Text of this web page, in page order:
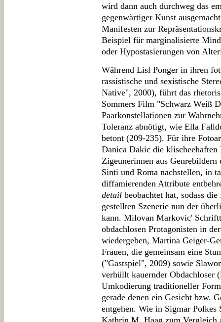
wird dann auch durchweg das
gegenwärtiger Kunst
Manifesten zur
Beispiel für marginalisierte
oder Hypostasierungen von
Während Lisl Ponger in ihren
rassistische und sexistische
Native", 2000), führt das
Sommers Film "Schwarz Weiß
Paarkonstellationen zur
Toleranz abnötigt, wie Ella
betont (209-235). Für ihre
Danica Dakic die
Zigeunerinnen aus Genrebildern
Sinti und Roma nachstellen, in
diffamierenden Attribute
detail beobachtet hat, sodass
gestellten Szenerie nun der
kann. Milovan Markovic'
obdachlosen Protagonisten in
wiedergeben, Martina Geiger-
Frauen, die gemeinsam eine
("Gastspiel", 2009) sowie
verhüllt kauernder Obdachloser
Umkodierung traditioneller
gerade denen ein Gesicht bzw.
entgehen. Wie in Sigmar
Kathrin M. Haag zum Vergleich